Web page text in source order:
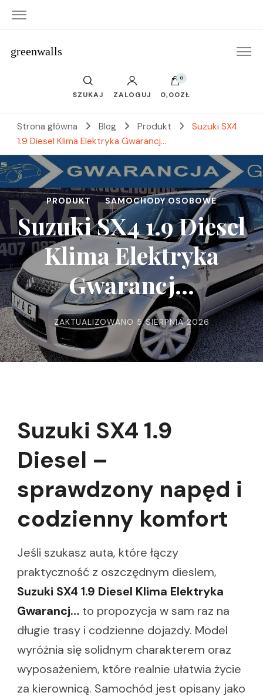
greenwalls
SZUKAJ ZALOGUJ
0
0,00ZŁ
Strona główna Blog Produkt
Suzuki SX4
1.9 Diesel Klima Elektryka Gwarancj…
PRODUKT SAMOCHODY OSOBOWE
Suzuki SX4 1.9 Diesel
Klima Elektryka
Gwarancj…
ZAKTUALIZOWANO 5 SIERPNIA 2026
Suzuki SX4 1.9
Diesel –
sprawdzony napęd i
codzienny komfort
Jeśli szukasz auta, które łączy
praktyczność z oszczędnym dieslem,
Suzuki SX4 1.9 Diesel Klima Elektryka
Gwarancj… to propozycja w sam raz na
długie trasy i codzienne dojazdy. Model
wyróżnia się solidnym charakterem oraz
wyposażeniem, które realnie ułatwia życie
za kierownicą. Samochód jest opisany jako